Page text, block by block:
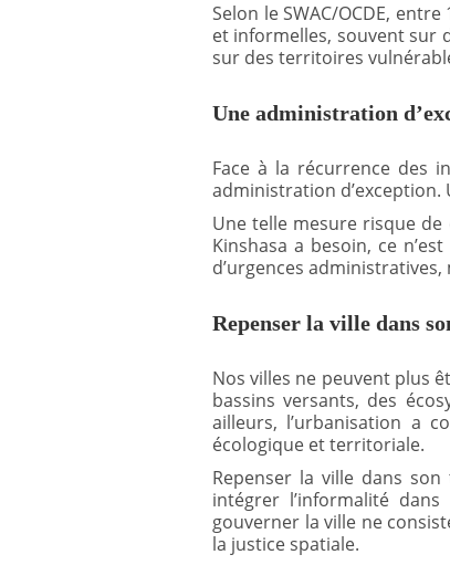
Selon le SWAC/OCDE,
et informelles, souvent sur
sur des territoires
Une administration
Face à la récurrence des
administration d’exception.
Une telle mesure risque
Kinshasa a besoin, ce
d’urgences
Repenser la ville dans
Nos villes ne peuvent plus
bassins versants, des
ailleurs, l’urbanisation a
écologique et territoriale.
Repenser la ville dans
intégrer l’informalité
gouverner la ville ne
la justice spatiale.